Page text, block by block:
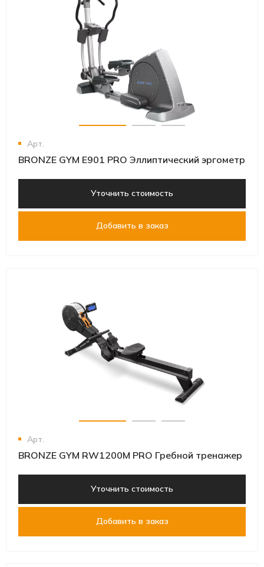
Арт.
BRONZE GYM E901 PRO Эллиптический эргометр
Уточнить стоимость
Добавить в заказ
Арт.
BRONZE GYM RW1200M PRO Гребной тренажер
Уточнить стоимость
Добавить в заказ